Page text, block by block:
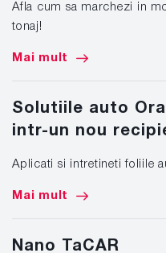
Afla cum sa marchezi in
tonaj!
Mai mult
Solutiile auto
intr-un nou
Aplicati si intretineti foliile
Mai mult
Nano TaCAR